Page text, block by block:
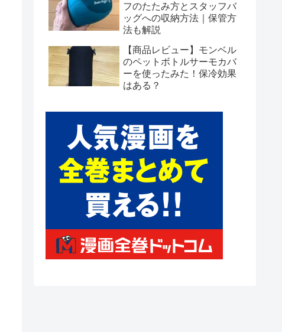
フのたたみ方とスタッフバ
ッグへの収納方法｜保管方
法も解説
【商品レビュー】モンベル
のペットボトルサーモカバ
ーを使ったみた！保冷効果
はある？